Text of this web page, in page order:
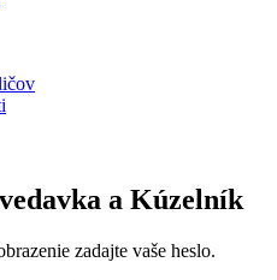
a Kúzelník
zadajte vaše heslo.